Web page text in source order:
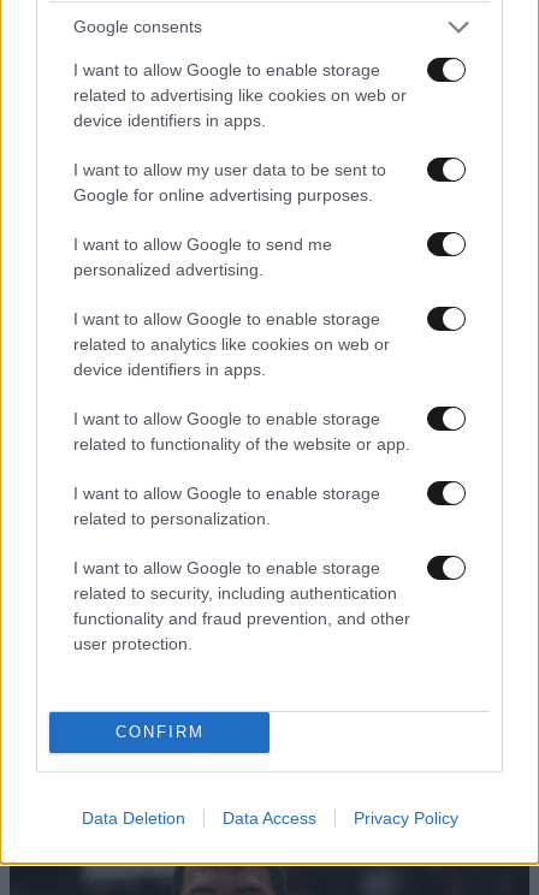
Google consents
I want to allow Google to enable storage
related to advertising like cookies on web or
device identifiers in apps.
I want to allow my user data to be sent to
Google for online advertising purposes.
I want to allow Google to send me
personalized advertising.
I want to allow Google to enable storage
related to analytics like cookies on web or
device identifiers in apps.
I want to allow Google to enable storage
related to functionality of the website or app.
I want to allow Google to enable storage
related to personalization.
I want to allow Google to enable storage
related to security, including authentication
functionality and fraud prevention, and other
user protection.
CONFIRM
Data Deletion Data Access Privacy Policy
ΚΟΣΜΟΣ08·08·2026 04:58
άνθρωπος των βασανιστηρίων της Συρίας
εντοπίστηκε στη Ρωσία